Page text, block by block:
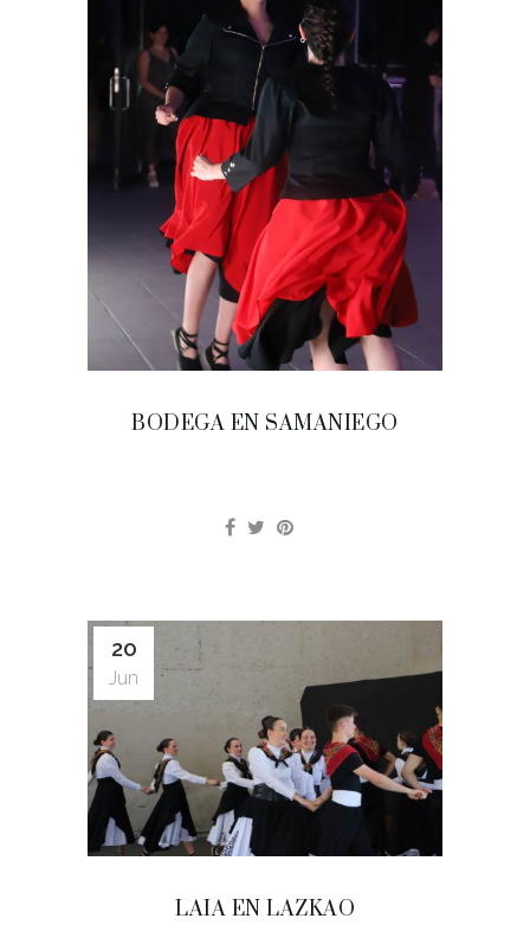
BODEGA EN SAMANIEGO
20
Jun
LAIA EN LAZKAO